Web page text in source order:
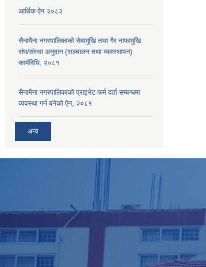
आर्थिक ऐन २०८२
सैनामैना नगरपालिकाको सेवामुखि तथा गैर नाफामुखि
संघ/संस्था अनुदान (सञ्चालन तथा व्यवस्थापन)
कार्यविधि, २०८१
सैनामैना नगरपालिकाको प्राइभेट फर्म दर्ता सम्बन्धमा
व्यवस्था गर्न बनेको ऐन, २०८१
अन्य